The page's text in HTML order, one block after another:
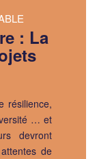
: La
résilience,
… et
devront
de